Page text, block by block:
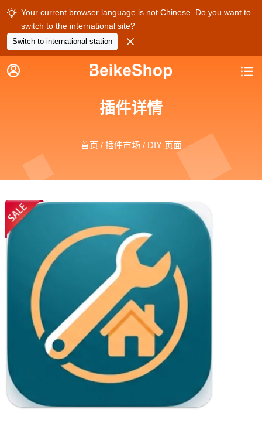
 Your current browser language is not Chinese. Do you want to
switch to the international site?
Switch to international station 
 
插件详情
首页 / 插件市场 / DIY 页面